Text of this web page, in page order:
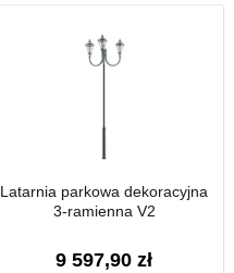
Latarnia parkowa dekoracyjna
3-ramienna V2
9 597,90 zł